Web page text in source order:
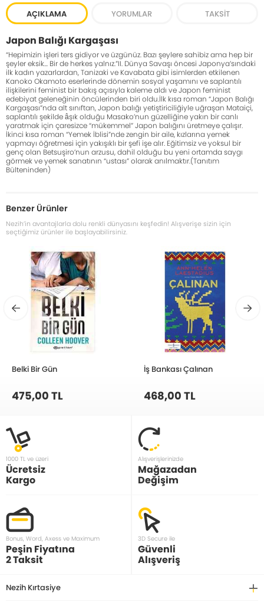
AÇIKLAMA YORUMLAR TAKSIT
Japon Balığı Kargaşası
“Hepimizin işleri ters gidiyor ve üzgünüz. Bazı şeylere sahibiz ama hep bir
şeyler eksik... Bir de herkes yalnız.”II. Dünya Savaşı öncesi Japonya’sındaki
ilk kadın yazarlardan, Tanizaki ve Kavabata gibi isimlerden etkilenen
Kanoko Okamoto eserlerinde dönemin sosyal yaşamını ve saplantılı
ilişkilerini feminist bir bakış açısıyla kaleme aldı ve Japon feminist
edebiyat geleneğinin öncülerinden biri oldu.İlk kısa roman “Japon Balığı
Kargaşası”nda alt sınıftan, Japon balığı yetiştiriciliğiyle uğraşan Mataiçi,
saplantılı şekilde âşık olduğu Masako’nun güzelliğine yakın bir canlı
yaratmak için çaresizce “mükemmel” Japon balığını üretmeye çalışır.
İkinci kısa roman “Yemek İblisi”nde zengin bir aile, kızlarına yemek
yapmayı öğretmesi için yakışıklı bir şefi işe alır. Eğitimsiz ve yoksul bir
genç olan Betsuşiro’nun arzusu, dahil olduğu bu yeni ortamda saygı
görmek ve yemek sanatının “ustası” olarak anılmaktır.(Tanıtım
Bülteninden)
Benzer Ürünler
Nezih’in avantajlarla dolu renkli dünyasını keşfedin! Alışverişe sizin için
seçtiğimiz ürünler ile başlayabilirsiniz.
Belki Bir Gün
475,00 TL
İş Bankası Çalınan
468,00 TL
1000 TL ve üzeri
Ücretsiz
Kargo
Alışverişlerinizde
Mağazadan
Değişim
Bonus, Word, Axess ve Maximum
Peşin Fiyatına
2 Taksit
3D Secure ile
Güvenli
Alışveriş
Nezih Kırtasiye